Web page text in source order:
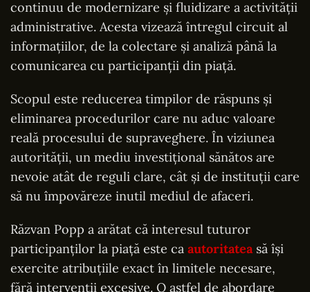
continuu de modernizare și fluidizare a activității
administrative. Acesta vizează întregul circuit al
informațiilor, de la colectare și analiză până la
comunicarea cu participanții din piață.
Scopul este reducerea timpilor de răspuns și
eliminarea procedurilor care nu aduc valoare
reală procesului de supraveghere. În viziunea
autorității, un mediu investițional sănătos are
nevoie atât de reguli clare, cât și de instituții care
să nu împovăreze inutil mediul de afaceri.
Răzvan Popp a arătat că interesul tuturor
participanților la piață este ca autoritateasă își
exercite atribuțiile exact în limitele necesare,
fără intervenții excesive. O astfel de abordare